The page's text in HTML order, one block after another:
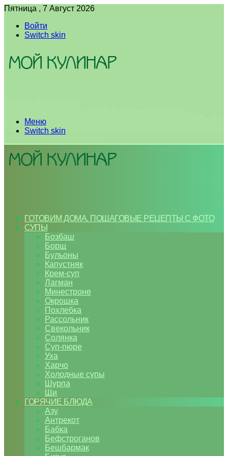
Пятница , 7 Август 2026
Войти
Switch skin
Меню
Switch skin
ГОТОВИМ ДОМА. ПОШАГОВЫЕ РЕЦЕПТЫ С ФОТО
СУПЫ
Бозбаш
Борщ
Бульоны
Капустняк
Крем-суп
Лагман
Минестроне
Окрошка
Похлебка
Рассольник
Свекольник
Солянка
Суп-пюре
Уха
Харчо
Холодные супы
Шурпа
Щи
ГОРЯЧИЕ БЛЮДА
Азу
Антрекот
Бабка
Бефстроганов
Бешбармак